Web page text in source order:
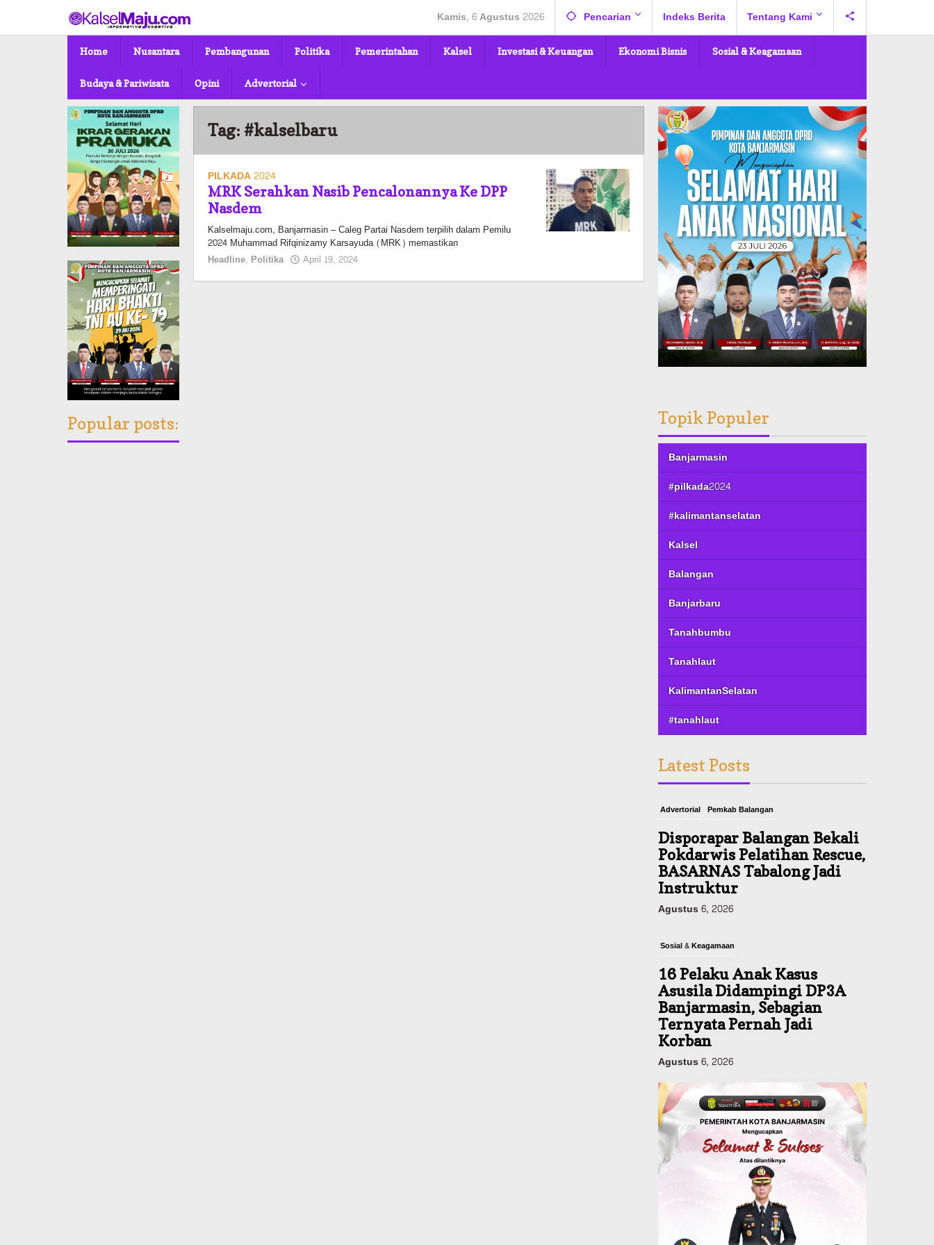
konten
Kamis, 6 Agustus 2026 Pencarian Indeks Berita Tentang Kami
Home Nusantara Pembangunan Politika Pemerintahan Kalsel Investasi & Keuangan Ekonomi Bisnis Sosial & Keagamaan
Budaya & Pariwisata Opini Advertorial
Popular posts:
Tag:#kalselbaru
PILKADA 2024
MRK Serahkan Nasib Pencalonannya Ke DPP
Nasdem
Kalselmaju.com, Banjarmasin – Caleg Partai Nasdem terpilih dalam Pemilu
2024 Muhammad Rifqinizamy Karsayuda (MRK) memastikan
Headline, Politika April 19, 2024
pratiwi
Topik Populer
Banjarmasin
#pilkada2024
#kalimantanselatan
Kalsel
Balangan
Banjarbaru
Tanahbumbu
Tanahlaut
KalimantanSelatan
#tanahlaut
Latest Posts
Advertorial Pemkab Balangan
Disporapar Balangan Bekali
Pokdarwis Pelatihan Rescue,
BASARNAS Tabalong Jadi
Instruktur
Agustus 6, 2026
Sosial & Keagamaan
16 Pelaku Anak Kasus
Asusila Didampingi DP3A
Banjarmasin, Sebagian
Ternyata Pernah Jadi
Korban
Agustus 6, 2026
Dinas PUPR Kalsel Pembangunan
Tindak Lanjut
Pascakecelakaan Maut,
Pemerintah Janji
Tingkatkan Fasilitas
Keselamatan Jalan
Alternatif Banjarbaru–